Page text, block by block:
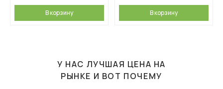
В корзину В корзину
У НАС ЛУЧШАЯ ЦЕНА НА
РЫНКЕ И ВОТ ПОЧЕМУ